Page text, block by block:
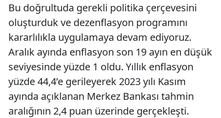
Bu doğrultuda gerekli politika çerçevesini
oluşturduk ve dezenflasyon programını
kararlılıkla uygulamaya devam ediyoruz.
Aralık ayında enflasyon son 19 ayın en düşük
seviyesinde yüzde 1 oldu. Yıllık enflasyon
yüzde 44,4’e gerileyerek 2023 yılı Kasım
ayında açıklanan Merkez Bankası tahmin
aralığının 2,4 puan üzerinde gerçekleşti.